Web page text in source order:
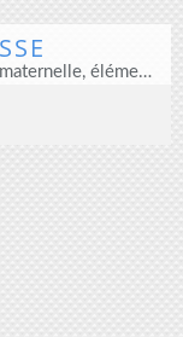
Ressources partagées pour enseignant en maternelle, élémentaire et direction d'école